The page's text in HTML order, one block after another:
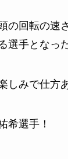
の回転の速
選手となっ
しみで仕方
希選手！